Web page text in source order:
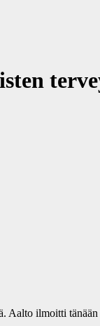
Aalto ilmoitti